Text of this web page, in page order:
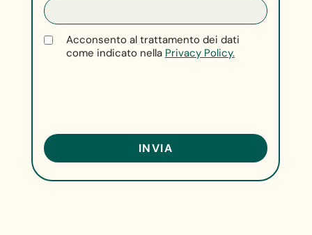
Acconsento al trattamento dei dati
come indicato nella Privacy Policy.